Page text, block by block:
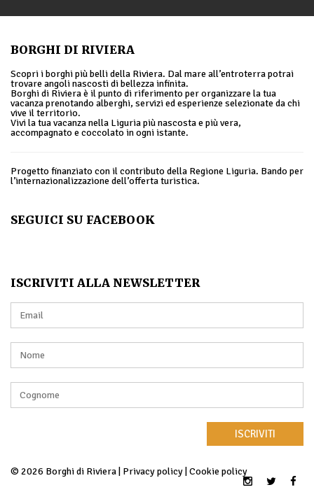
BORGHI DI RIVIERA
Scopri i borghi più belli della Riviera. Dal mare all’entroterra potrai
trovare angoli nascosti di bellezza infinita.
Borghi di Riviera è il punto di riferimento per organizzare la tua
vacanza prenotando alberghi, servizi ed esperienze selezionate da chi
vive il territorio.
Vivi la tua vacanza nella Liguria più nascosta e più vera,
accompagnato e coccolato in ogni istante.
Progetto finanziato con il contributo della Regione Liguria. Bando per
l’internazionalizzazione dell’offerta turistica.
SEGUICI SU FACEBOOK
ISCRIVITI ALLA NEWSLETTER
ISCRIVITI
© 2026 Borghi di Riviera | Privacy policy Cookie policy